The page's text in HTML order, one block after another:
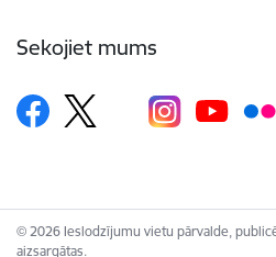
Sekojiet mums
© 2026 Ieslodzījumu vietu pārvalde,
aizsargātas.